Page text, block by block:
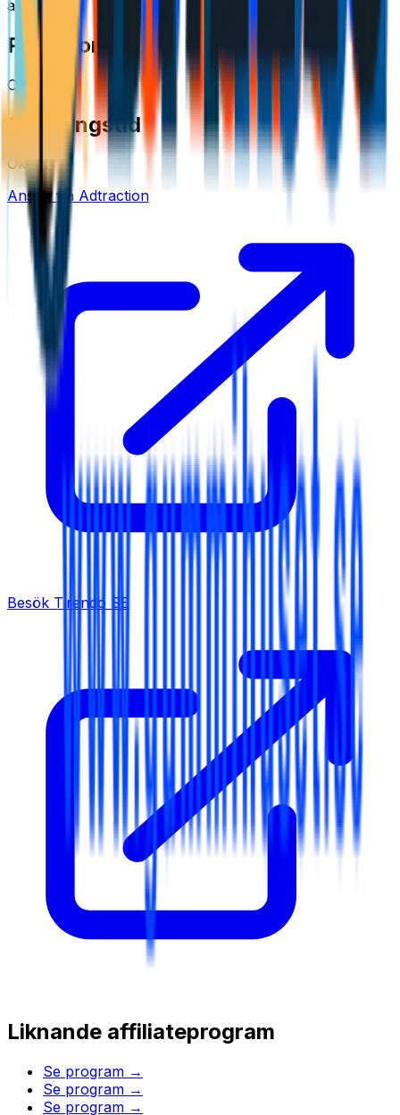
adtraction
Provision
Okänt
Spårningstid
Okänt
Ansök via Adtraction
Besök Tirendo SE
Liknande affiliateprogram
Se program →
Se program →
Se program →